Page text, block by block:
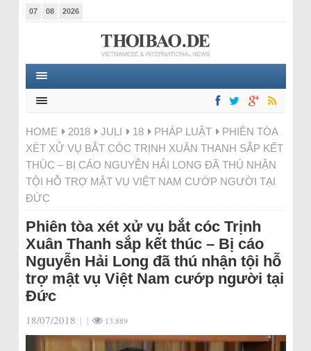
07 08 2026
HOME 2018 JULI 18 PHÁP LUẬT
PHIÊN TÒA
XÉT XỬ VỤ BẮT CÓC TRỊNH XUÂN THANH SẮP KẾT
THÚC – BỊ CÁO NGUYỄN HẢI LONG ĐÃ THÚ NHẬN
TỘI HỖ TRỢ MẬT VỤ VIỆT NAM CƯỚP NGƯỜI TẠI
ĐỨC
Phiên tòa xét xử vụ bắt cóc Trịnh
Xuân Thanh sắp kết thúc – Bị cáo
Nguyễn Hải Long đã thú nhận tội hỗ
trợ mật vụ Việt Nam cướp người tại
Đức
18/07/2018 | | 13.889